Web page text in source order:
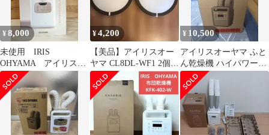
¥8,000
未使用 IRIS
OHYAMA アイリスオ
ーヤマ カラリエ
KFK-W1－WP
¥4,200
【美品】アイリスオー
ヤマ CL8DL-WF1 2個セ
ット
¥ 10,500
アイリスオーヤマ ふと
ん乾燥機 ハイパワーツ
インノズル FK-WH2-W